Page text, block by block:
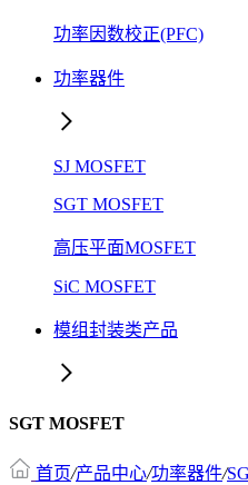
功率因数校正(PFC)
功率器件
SJ MOSFET
SGT MOSFET
高压平面MOSFET
SiC MOSFET
模组封装类产品
SGT MOSFET
首页/产品中心/功率器件/